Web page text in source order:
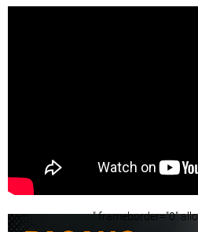
" frameborder="0"